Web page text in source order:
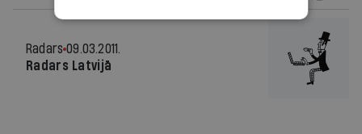
Radars 09.03.2011.
Radars Latvijā